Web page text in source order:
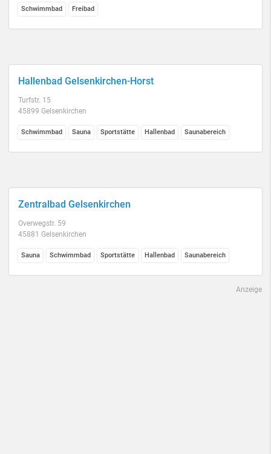
Schwimmbad Freibad
Hallenbad Gelsenkirchen-Horst
Turfstr. 15
45899 Gelsenkirchen
Schwimmbad Sauna Sportstätte Hallenbad Saunabereich
Zentralbad Gelsenkirchen
Overwegstr. 59
45881 Gelsenkirchen
Sauna Schwimmbad Sportstätte Hallenbad Saunabereich
Anzeige